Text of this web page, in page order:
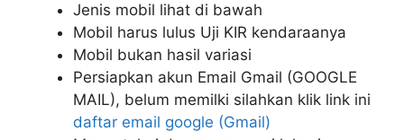
Jenis mobil lihat di bawah
Mobil harus lulus Uji KIR kendaraanya
Mobil bukan hasil variasi
Persiapkan akun Email Gmail (GOOGLE
MAIL), belum memilki silahkan klik link ini
daftar email google (Gmail)